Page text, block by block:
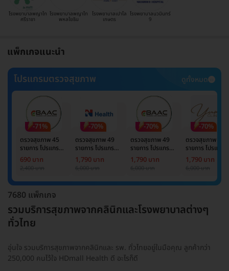
โรงพยาบาลพญาไท
ศรีราชา
โรงพยาบาลพญาไท
พหลโยธิน
โรงพยาบาลเปาโล
เกษตร
โรงพยาบาลนวมินทร์
9
แพ็กเกจแนะนำ
โปรแกรมตรวจสุขภาพ
ดูทั้งหมด
-71%
ตรวจสุขภาพ 45
รายการ โปรแกรม
Basic Lab
690 บาท
-70%
ตรวจสุขภาพ 49
รายการ โปรแกรม
Basic Lab +
Cancer Marker
1,790 บาท
-70%
ตรวจสุขภาพ 49
รายการ โปรแกรม
Basic Lab +
Cancer Marker
1,790 บาท
-70%
ตรวจสุขภาพ 49
รายการ โปรแกรม
Basic Lab +
Cancer
1,790 บาท
7680 แพ็กเกจ
รวมบริการสุขภาพจากคลินิกและโรงพยาบาลต่างๆ
ทั่วไทย
อุ่นใจ รวมบริการสุขภาพจากคลินิกและ รพ. ทั่วไทยอยู่ในมือคุณ ลูกค้ากว่า
250,000 คนไว้ใจ HDmall Health ดี อะไรก็ดี